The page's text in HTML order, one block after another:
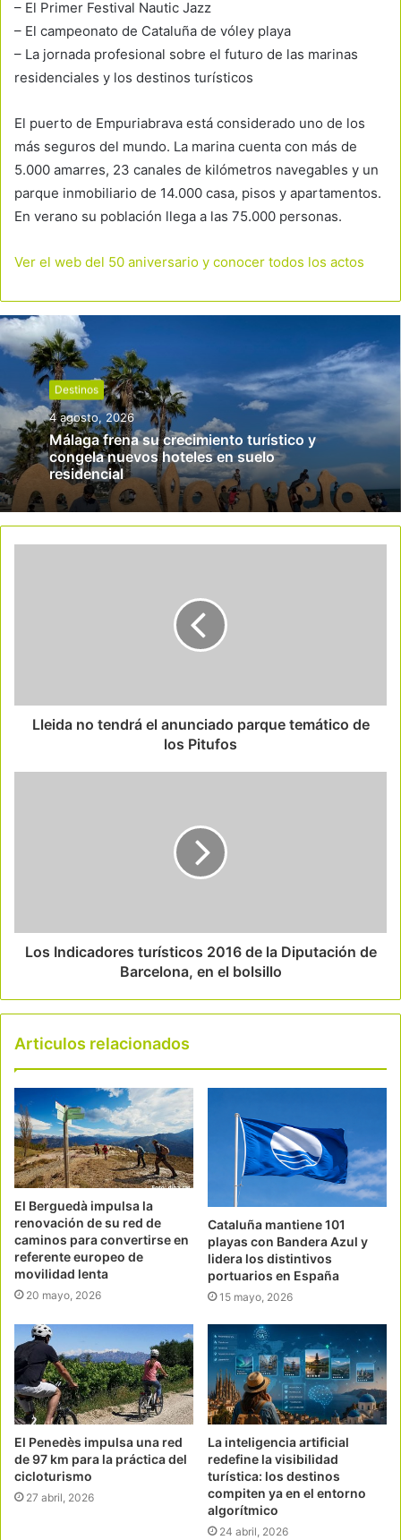
– El Primer Festival Nautic Jazz
– El campeonato de Cataluña de vóley playa
– La jornada profesional sobre el futuro de las marinas
residenciales y los destinos turísticos
El puerto de Empuriabrava está considerado uno de los
más seguros del mundo. La marina cuenta con más de
5.000 amarres, 23 canales de kilómetros navegables y un
parque inmobiliario de 14.000 casa, pisos y apartamentos.
En verano su población llega a las 75.000 personas.
Ver el web del 50 aniversario y conocer todos los actos
Destinos
4 agosto, 2026
Málaga frena su crecimiento turístico y
congela nuevos hoteles en suelo
residencial
Lleida no tendrá el anunciado parque temático de
los Pitufos
Los Indicadores turísticos 2016 de la Diputación de
Barcelona, en el bolsillo
Articulos relacionados
El Berguedà impulsa la
renovación de su red de
caminos para convertirse en
referente europeo de
movilidad lenta
20 mayo, 2026
Cataluña mantiene 101
playas con Bandera Azul y
lidera los distintivos
portuarios en España
15 mayo, 2026
El Penedès impulsa una red
de 97 km para la práctica del
cicloturismo
27 abril, 2026
La inteligencia artificial
redefine la visibilidad
turística: los destinos
compiten ya en el entorno
algorítmico
24 abril, 2026